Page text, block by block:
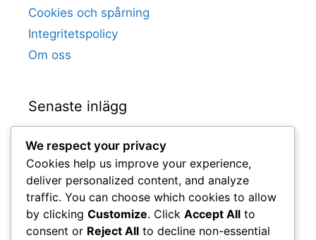
Cookies och spårning
Integritetspolicy
Om oss
Senaste inlägg
Romelu Lukaku: Karriärhöjdpunkter,
Klubbrekord, Internationella mål
Jan Vertonghen: Tidiga influenser,
Ungdomskarriär, Familjevärderingar
Eden Hazard: Påverkan på unga spelare, Arv
We respect your privacy
Cookies help us improve your experience,
deliver personalized content, and analyze
traffic. You can choose which cookies to allow
by clicking Customize. Click Accept All to
consent or Reject All to decline non-essential